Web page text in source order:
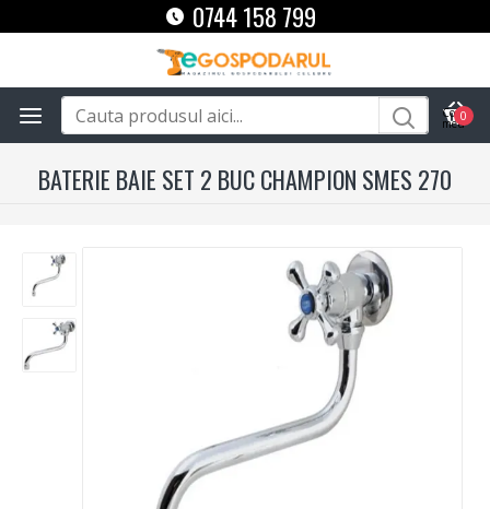
0744 158 799
0
BATERIE BAIE SET 2 BUC CHAMPION SMES 270